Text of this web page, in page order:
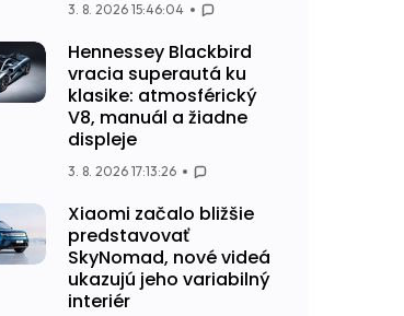
3. 8. 2026 15:46:04
Hennessey Blackbird
vracia superautá ku
klasike: atmosférický
V8, manuál a žiadne
displeje
3. 8. 2026 17:13:26
Xiaomi začalo bližšie
predstavovať
SkyNomad, nové videá
ukazujú jeho variabilný
interiér